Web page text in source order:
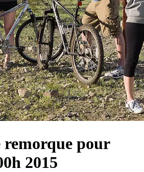
remorque pour
2015